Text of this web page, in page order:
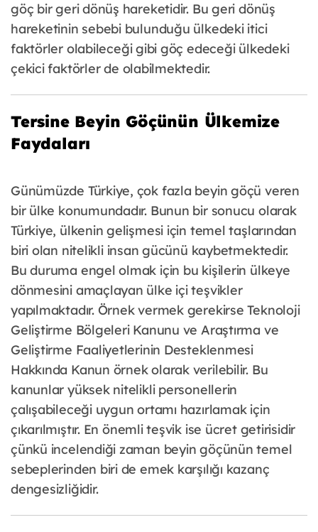
göç bir geri dönüş hareketidir. Bu geri dönüş
hareketinin sebebi bulunduğu ülkedeki itici
faktörler olabileceği gibi göç edeceği ülkedeki
çekici faktörler de olabilmektedir.
Tersine Beyin Göçünün Ülkemize
Faydaları
Günümüzde Türkiye, çok fazla beyin göçü veren
bir ülke konumundadır. Bunun bir sonucu olarak
Türkiye, ülkenin gelişmesi için temel taşlarından
biri olan nitelikli insan gücünü kaybetmektedir.
Bu duruma engel olmak için bu kişilerin ülkeye
dönmesini amaçlayan ülke içi teşvikler
yapılmaktadır. Örnek vermek gerekirse Teknoloji
Geliştirme Bölgeleri Kanunu ve Araştırma ve
Geliştirme Faaliyetlerinin Desteklenmesi
Hakkında Kanun örnek olarak verilebilir. Bu
kanunlar yüksek nitelikli personellerin
çalışabileceği uygun ortamı hazırlamak için
çıkarılmıştır. En önemli teşvik ise ücret getirisidir
çünkü incelendiği zaman beyin göçünün temel
sebeplerinden biri de emek karşılığı kazanç
dengesizliğidir.